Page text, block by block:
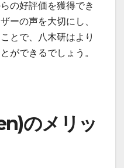
の好評価を獲得でき
ーの声を大切にし、
とで、八木研はより
ができるでしょう。
のメリッ